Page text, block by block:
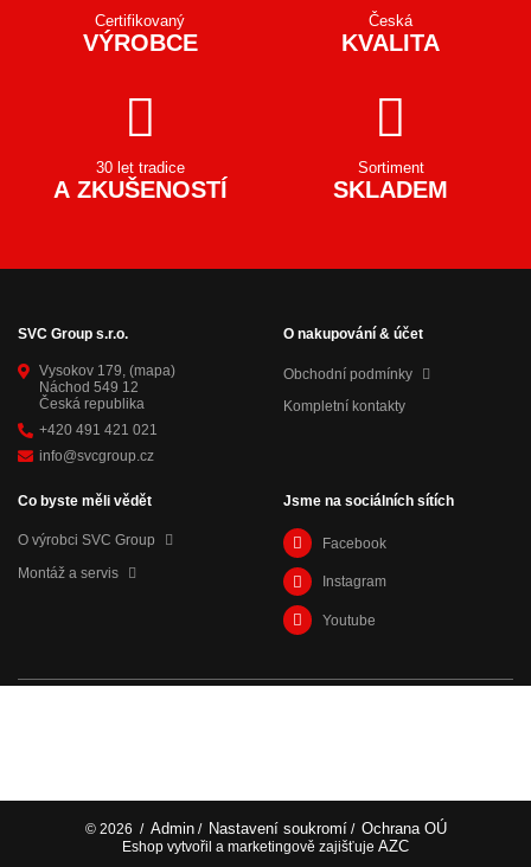
Certifikovaný
VÝROBCE
Česká
KVALITA
30 let tradice
A ZKUŠENOSTÍ
Sortiment
SKLADEM
SVC Group s.r.o.
Vysokov 179, (mapa)
Náchod 549 12
Česká republika
+420 491 421 021
info@svcgroup.cz
O nakupování & účet
Obchodní podmínky
Kompletní kontakty
Co byste měli vědět
O výrobci SVC Group
Montáž a servis
Jsme na sociálních sítích
Facebook
Instagram
Youtube
© 2026 / Admin/ Nastavení soukromí/ Ochrana OÚ
Eshop vytvořil a marketingově zajišťuje AZC